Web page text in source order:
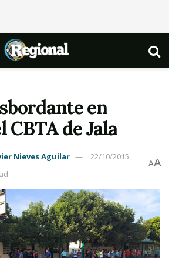
en
CBTA de Jala
Nieves Aguilar
22/10/2015
AA